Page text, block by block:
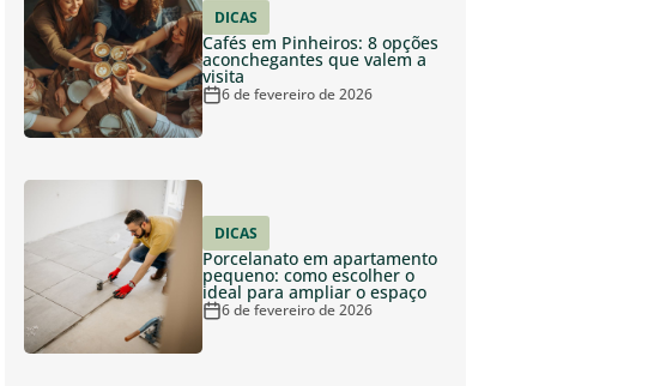
DICAS
Cafés em Pinheiros: 8 opções
aconchegantes que valem a
visita
6 de fevereiro de 2026
DICAS
Porcelanato em apartamento
pequeno: como escolher o
ideal para ampliar o espaço
6 de fevereiro de 2026